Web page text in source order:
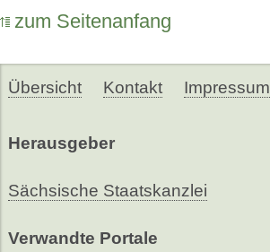
zum Seitenanfang
Übersicht Kontakt Impressum
Herausgeber
Sächsische Staatskanzlei
Verwandte Portale